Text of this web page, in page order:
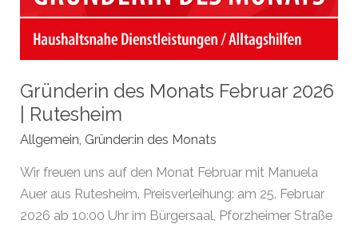
Gründerin des Monats Februar 2026
| Rutesheim
Allgemein Gründer:in des Monats
Wir freuen uns auf den Monat Februar mit Manuela
Auer aus Rutesheim. Preisverleihung: am 25. Februar
2026 ab 10:00 Uhr im Bürgersaal, Pforzheimer Straße